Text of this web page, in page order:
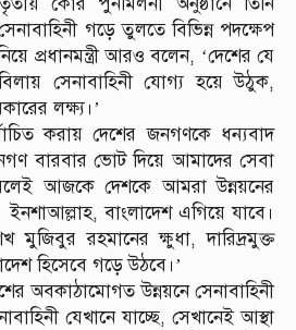
গড়ে তুলতে বিভিন্ন পদক্ষেপ
প্রধানমন্ত্রী আরও বলেন, ‘দেশের যে
সেনাবাহিনী যোগ্য হয়ে উঠুক,
লক্ষ্য।’
করায় দেশের জনগণকে ধন্যবাদ
বারবার ভোট দিয়ে আমাদের সেবা
আজকে দেশকে আমরা উন্নয়নের
ইনশাআল্লাহ, বাংলাদেশ এগিয়ে যাবে।
মুজিবুর রহমানের ক্ষুধা, দারিদ্রমুক্ত
হিসেবে গড়ে উঠবে।’
অবকাঠামোগত উন্নয়নে সেনাবাহিনী
যেখানে যাচ্ছে, সেখানেই আস্থা